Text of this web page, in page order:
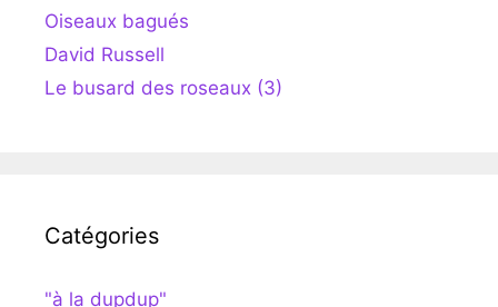
Oiseaux bagués
David Russell
Le busard des roseaux (3)
Catégories
"à la dupdup"